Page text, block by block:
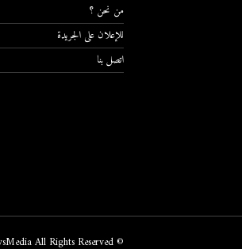
من نحن ؟
للإعلان على الجريدة
اتصل بنا
© Copyright 2026, ZagoraNewsMedia All Rights Reserved